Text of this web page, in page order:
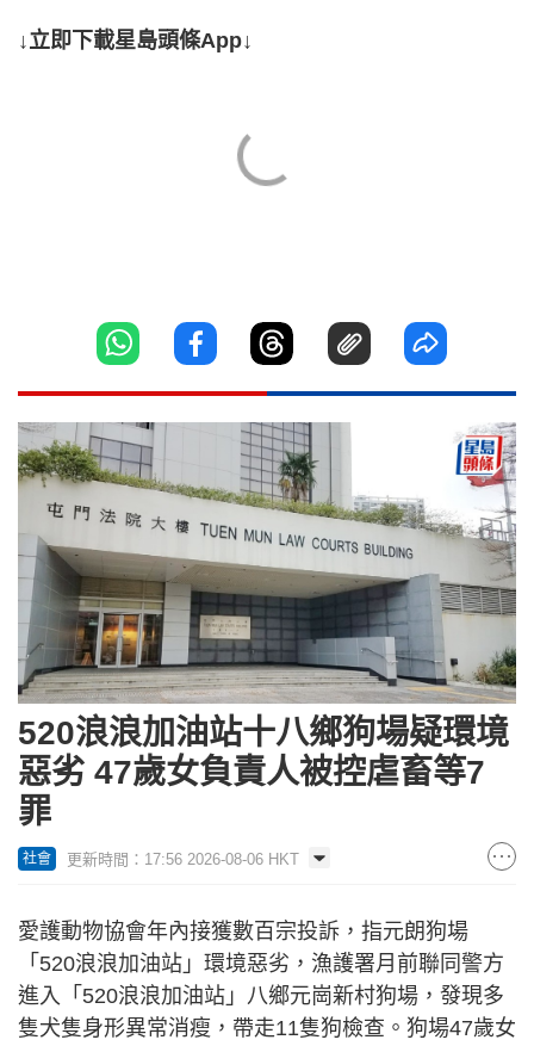
↓立即下載星島頭條App↓
520浪浪加油站十八鄉狗場疑環境
惡劣 47歲女負責人被控虐畜等7
罪
社會 更新時間：17:56 2026-08-06 HKT
愛護動物協會年內接獲數百宗投訴，指元朗狗場
「520浪浪加油站」環境惡劣，漁護署月前聯同警方
進入「520浪浪加油站」八鄉元崗新村狗場，發現多
隻犬隻身形異常消瘦，帶走11隻狗檢查。狗場47歲女